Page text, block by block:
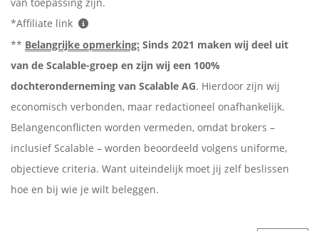
*Affiliate link
** Belangrijke opmerking: Sinds 2021 maken wij deel uit
van de Scalable-groep en zijn wij een 100%
dochteronderneming van Scalable AG. Hierdoor zijn wij
economisch verbonden, maar redactioneel onafhankelijk.
Belangenconflicten worden vermeden, omdat brokers –
inclusief Scalable – worden beoordeeld volgens uniforme,
objectieve criteria. Want uiteindelijk moet jij zelf beslissen
hoe en bij wie je wilt beleggen.